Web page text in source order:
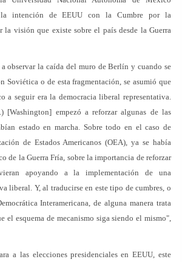
la intención de EEUU con la Cumbre por la
la visión que existe sobre el país desde la Guerra
a observar la caída del muro de Berlín y cuando se
Soviética o de esta fragmentación, se asumió que
a seguir era la democracia liberal representativa.
[Washington] empezó a reforzar algunas de las
estado en marcha. Sobre todo en el caso de
de Estados Americanos (OEA), ya se había
de la Guerra Fría, sobre la importancia de reforzar
apoyando a la implementación de una
liberal. Y, al traducirse en este tipo de cumbres, o
Interamericana, de alguna manera trata
el esquema de mecanismo siga siendo el mismo",
a las elecciones presidenciales en EEUU, este